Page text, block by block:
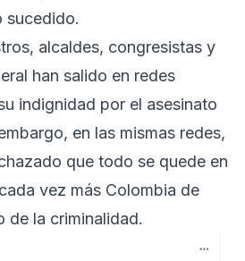
sucedido.
alcaldes, congresistas y
han salido en redes
indignidad por el asesinato
en las mismas redes,
que todo se quede en
vez más Colombia de
de la criminalidad.